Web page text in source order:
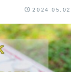
2024.05.02